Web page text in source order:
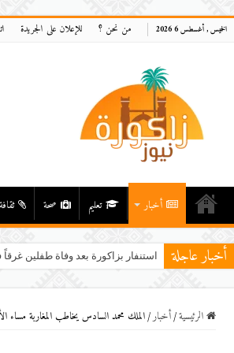
الخميس , أغسطس 6 2026 من نحن ؟ للإعلان على الجريدة
أخبار تعليم صحة ثقافة
أخبار عاجلة استنفار بزاكورة بعد وفاة طفلين غرقاً
الرئيسية/أخبار/الملك محمد السادس يخاطب المغاربة مساء